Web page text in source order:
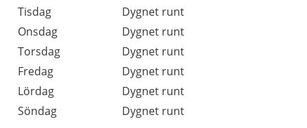
Tisdag
Dygnet runt
Onsdag
Dygnet runt
Torsdag
Dygnet runt
Fredag
Dygnet runt
Lördag
Dygnet runt
Söndag
Dygnet runt